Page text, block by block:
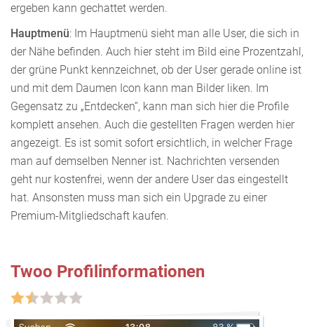
ergeben kann gechattet werden.
Hauptmenü: Im Hauptmenü sieht man alle User, die sich in
der Nähe befinden. Auch hier steht im Bild eine Prozentzahl,
der grüne Punkt kennzeichnet, ob der User gerade online ist
und mit dem Daumen Icon kann man Bilder liken. Im
Gegensatz zu „Entdecken“, kann man sich hier die Profile
komplett ansehen. Auch die gestellten Fragen werden hier
angezeigt. Es ist somit sofort ersichtlich, in welcher Frage
man auf demselben Nenner ist. Nachrichten versenden
geht nur kostenfrei, wenn der andere User das eingestellt
hat. Ansonsten muss man sich ein Upgrade zu einer
Premium-Mitgliedschaft kaufen.
Twoo Profilinformationen